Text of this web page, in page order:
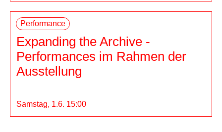
Performance
Expanding the Archive -
Performances im Rahmen der
Ausstellung
Samstag, 1.6. 15:00
dito